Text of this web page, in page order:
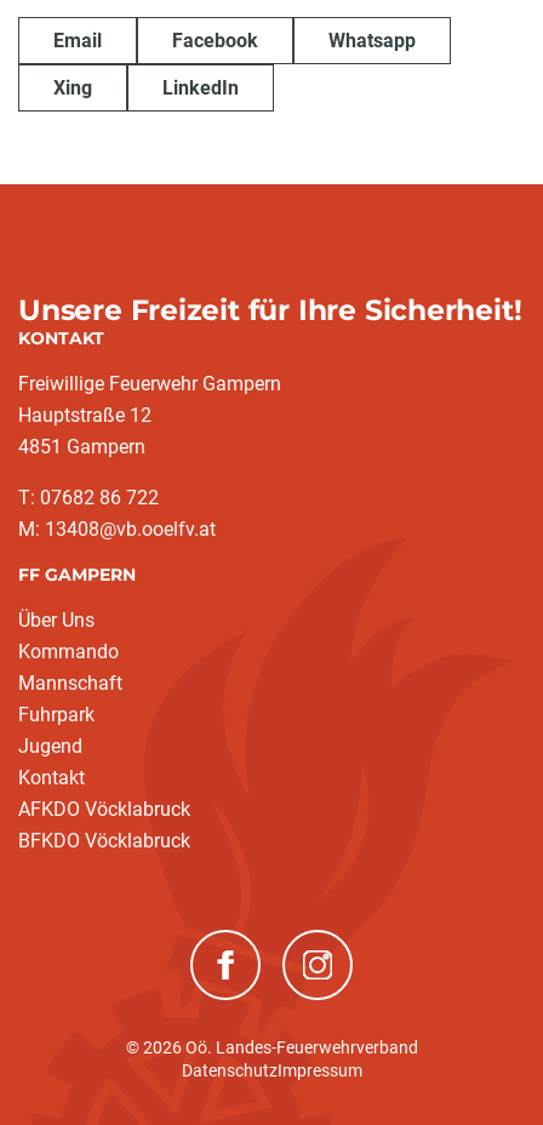
Email Facebook Whatsapp
Xing LinkedIn
Unsere Freizeit für Ihre Sicherheit!
KONTAKT
Freiwillige Feuerwehr Gampern
Hauptstraße 12
4851 Gampern
T: 07682 86 722
M: 13408@vb.ooelfv.at
FF GAMPERN
Über Uns
Kommando
Mannschaft
Fuhrpark
Jugend
Kontakt
AFKDO Vöcklabruck
BFKDO Vöcklabruck
(neues Fenster)(neues Fenster)
© 2026 Oö. Landes-Feuerwehrverband
DatenschutzImpressum